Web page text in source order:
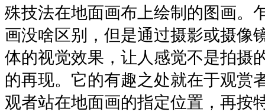
殊技法在地面画布上绘制的图画。
画没啥区别，但是通过摄影或摄像
体的视觉效果，让人感觉不是拍摄
的再现。它的有趣之处就在于观赏
观者站在地面画的指定位置，再按